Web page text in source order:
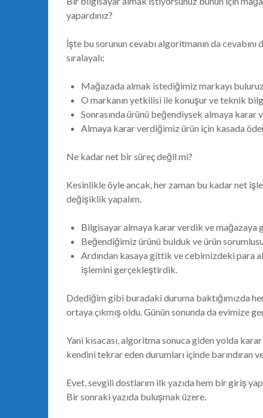
yapardınız?
İşte bu sorunun cevabı algoritmanın da
sıralayalı;
Mağazada almak istediğimiz markayı
O markanın yetkilisi ile konuşur ve teknik
Sonrasında ürünü beğendiysek almaya karar
Almaya karar verdiğimiz ürün için kasada
Ne kadar net bir süreç değil mi?
Kesinlikle öyle ancak, her zaman bu kadar net
değişiklik yapalım.
Bilgisayar almaya karar verdik ve mağazaya
Beğendiğimiz ürünü bulduk ve ürün
Ardından kasaya gittik ve cebimizdeki para
işlemini gerçekleştirdik.
Ddediğim gibi buradaki duruma baktığımızda
ortaya çıkmış oldu. Günün sonunda da evimize
Yani kısacası, algoritma sonuca giden yolda
kendini tekrar eden durumları içinde barındıran
Evet, sevgili dostlarım ilk yazıda hem bir giriş
Bir sonraki yazıda buluşmak üzere.